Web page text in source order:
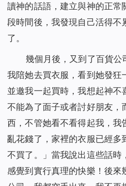
讀神的話語，建立與神的正常
段時間後，我發現自己活得不
了。
幾個月後，又到了百貨公
我陪她去買衣服，看到她發狂
並邀我一起買時，我想起神不
不能為了面子或者討好朋友，
西，不管她看不看得起我，我
亂花錢了，家裡的衣服已經多
不買了。」當我說出這些話時
感覺到實行真理的快樂！後來